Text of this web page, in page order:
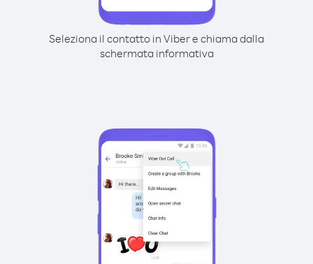
Seleziona il contatto in Viber e chiama dalla
schermata informativa